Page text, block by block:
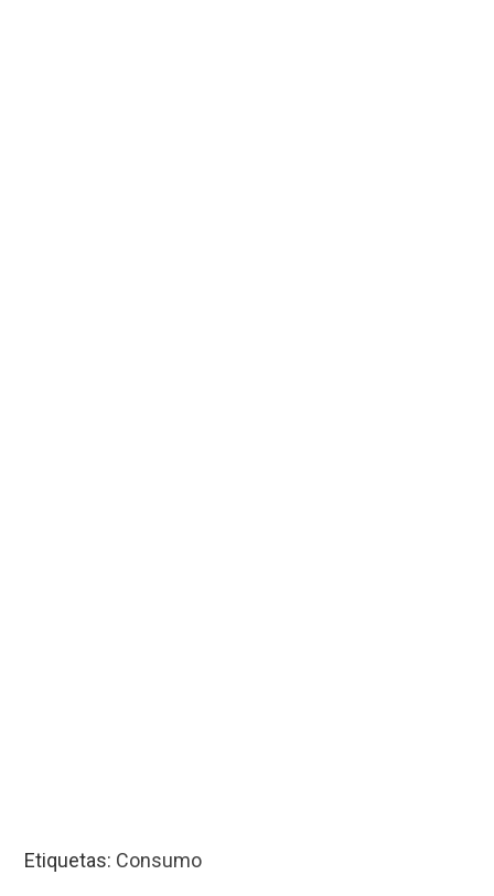
Etiquetas: Consumo